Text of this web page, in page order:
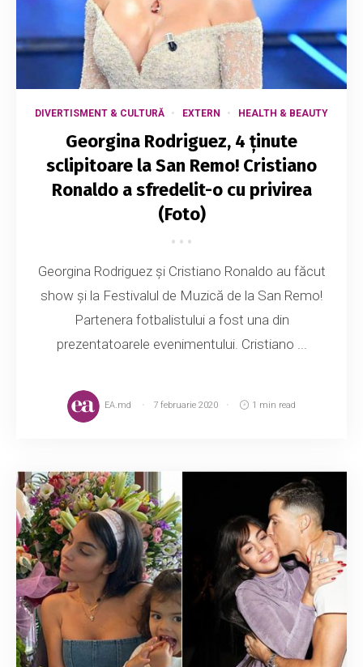
DIVERTISMENT & CULTURĂ EXTERN HEALTH & BEAUTY
Georgina Rodriguez, 4 ținute
sclipitoare la San Remo! Cristiano
Ronaldo a sfredelit-o cu privirea
(Foto)
Georgina Rodriguez şi Cristiano Ronaldo au făcut
show şi la Festivalul de Muzică de la San Remo!
Partenera fotbalistului a fost una din
prezentatoarele evenimentului. Cristiano ...
EA.md 7 februarie 2020 1 min read